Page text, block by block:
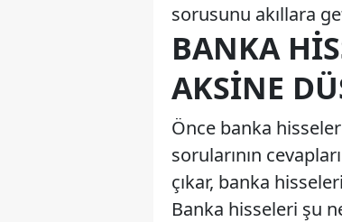
sorusunu akıllara
BANKA
AKSINE
Önce banka
sorularının
çıkar, banka
Banka hisseleri şu